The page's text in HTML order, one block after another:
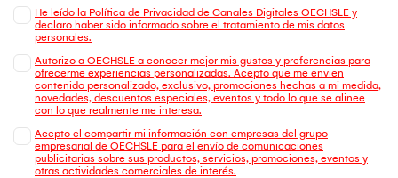
He leído la Política de Privacidad de Canales Digitales OECHSLE y
declaro haber sido informado sobre el tratamiento de mis datos
personales.
Autorizo a OECHSLE a conocer mejor mis gustos y preferencias para
ofrecerme experiencias personalizadas. Acepto que me envien
contenido personalizado, exclusivo, promociones hechas a mi medida,
novedades, descuentos especiales, eventos y todo lo que se alinee
con lo que realmente me interesa.
Acepto el compartir mi información con empresas del grupo
empresarial de OECHSLE para el envío de comunicaciones
publicitarias sobre sus productos, servicios, promociones, eventos y
otras actividades comerciales de interés.